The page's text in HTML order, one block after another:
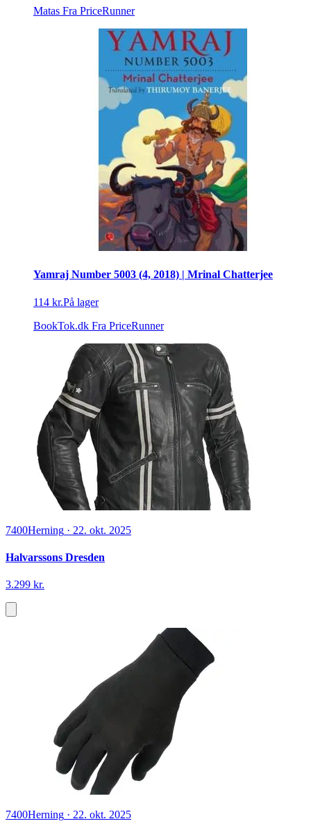
Matas Fra PriceRunner
Yamraj Number 5003 (4, 2018) | Mrinal Chatterjee
114 kr.På lager
BookTok.dk Fra PriceRunner
7400Herning · 22. okt. 2025
Halvarssons Dresden
3.299 kr.
7400Herning · 22. okt. 2025